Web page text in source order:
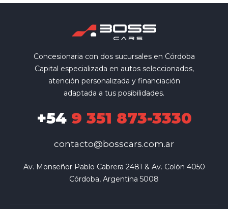
Concesionaria con dos sucursales en Córdoba
Capital especializada en autos seleccionados,
atención personalizada y financiación
adaptada a tus posibilidades.
+549 351 873-3330
contacto@bosscars.com.ar
Av. Monseñor Pablo Cabrera 2481 & Av. Colón 4050
Córdoba, Argentina 5008